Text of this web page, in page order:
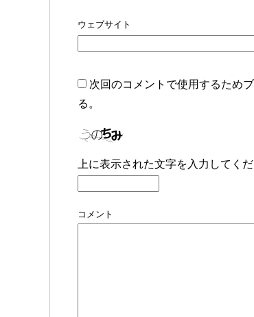
ウェブサイト
次回のコメントで使用するため
る。
上に表示された文字を入力してくだ
コメント